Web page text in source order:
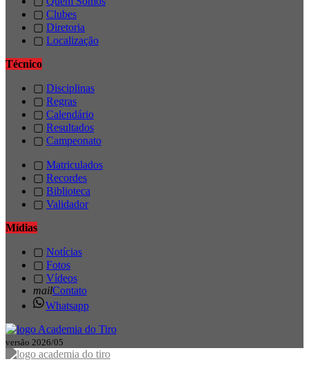
▢ Clubes
▢ Diretoria
▢ Localização
Técnico
▢ Disciplinas
▢ Regras
▢ Calendário
▢ Resultados
▢ Campeonato
▢ Matriculados
▢ Recordes
▢ Biblioteca
▢ Validador
Mídias
▢ Notícias
▢ Fotos
▢ Vídeos
mailContato
Whatsapp
versão 2026/05